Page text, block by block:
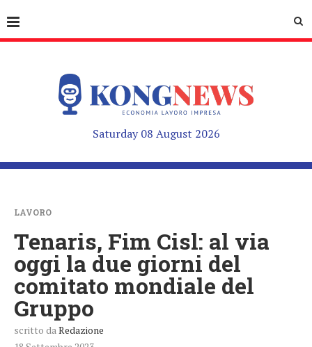
Saturday 08 August 2026
LAVORO
Tenaris, Fim Cisl: al via
oggi la due giorni del
comitato mondiale del
Gruppo
scritto da Redazione